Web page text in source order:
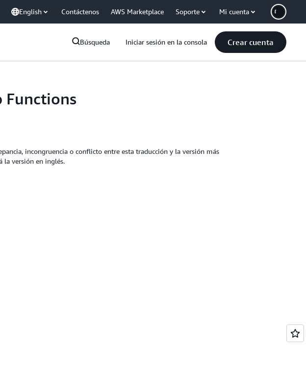
English Contáctenos AWS Marketplace Soporte Mi cuenta
Búsqueda Iniciar sesión en la consola Crear cuenta
Functions
incongruencia o conflicto entre esta traducción y la versión más
la versión en inglés.